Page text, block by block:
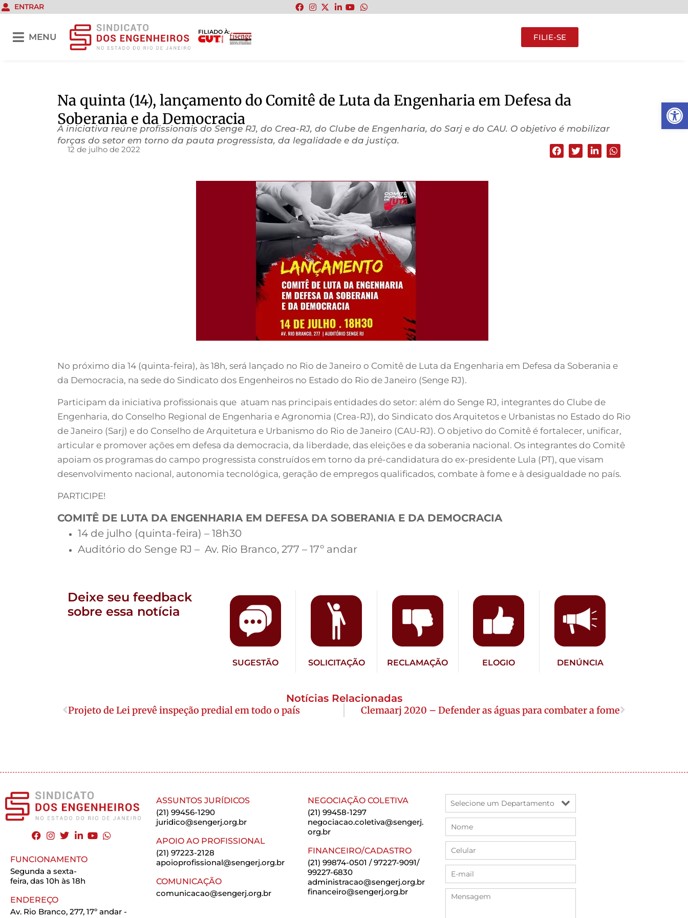
Abrir
ENTRAR
MENU
FILIADO À:
FILIE-SE
Na quinta (14), lançamento do Comitê de Luta da Engenharia em Defesa da
Soberania e da Democracia
A iniciativa reúne profissionais do Senge RJ, do Crea-RJ, do Clube de Engenharia, do Sarj e do CAU. O objetivo é mobilizar
forças do setor em torno da pauta progressista, da legalidade e da justiça.
12 de julho de 2022
No próximo dia 14 (quinta-feira), às 18h, será lançado no Rio de Janeiro o Comitê de Luta da Engenharia em Defesa da Soberania e
da Democracia, na sede do Sindicato dos Engenheiros no Estado do Rio de Janeiro (Senge RJ).
Participam da iniciativa profissionais que atuam nas principais entidades do setor: além do Senge RJ, integrantes do Clube de
Engenharia, do Conselho Regional de Engenharia e Agronomia (Crea-RJ), do Sindicato dos Arquitetos e Urbanistas no Estado do Rio
de Janeiro (Sarj) e do Conselho de Arquitetura e Urbanismo do Rio de Janeiro (CAU-RJ). O objetivo do Comitê é fortalecer, unificar,
articular e promover ações em defesa da democracia, da liberdade, das eleições e da soberania nacional. Os integrantes do Comitê
apoiam os programas do campo progressista construídos em torno da pré-candidatura do ex-presidente Lula (PT), que visam
desenvolvimento nacional, autonomia tecnológica, geração de empregos qualificados, combate à fome e à desigualdade no país.
PARTICIPE!
COMITÊ DE LUTA DA ENGENHARIA EM DEFESA DA SOBERANIA E DA DEMOCRACIA
14 de julho (quinta-feira) – 18h30
Auditório do Senge RJ – Av. Rio Branco, 277 – 17º andar
Deixe seu feedback
sobre essa notícia
SUGESTÃO SOLICITAÇÃO RECLAMAÇÃO ELOGIO DENÚNCIA
Notícias Relacionadas
Projeto de Lei prevê inspeção predial em todo o país Clemaarj 2020 – Defender as águas para combater a fome
FUNCIONAMENTO
Segunda a sexta-
feira, das 10h às 18h
ENDEREÇO
Av. Rio Branco, 277, 17º andar -
ASSUNTOS JURÍDICOS
(21) 99456-1290
juridico@sengerj.org.br
APOIO AO PROFISSIONAL
(21) 97223-2128
apoioprofissional@sengerj.org.br
COMUNICAÇÃO
comunicacao@sengerj.org.br
NEGOCIAÇÃO COLETIVA
(21) 99458-1297
negociacao.coletiva@sengerj.
org.br
FINANCEIRO/CADASTRO
(21) 99874-0501 / 97227-9091/
99227-6830
administracao@sengerj.org.br
financeiro@sengerj.org.br